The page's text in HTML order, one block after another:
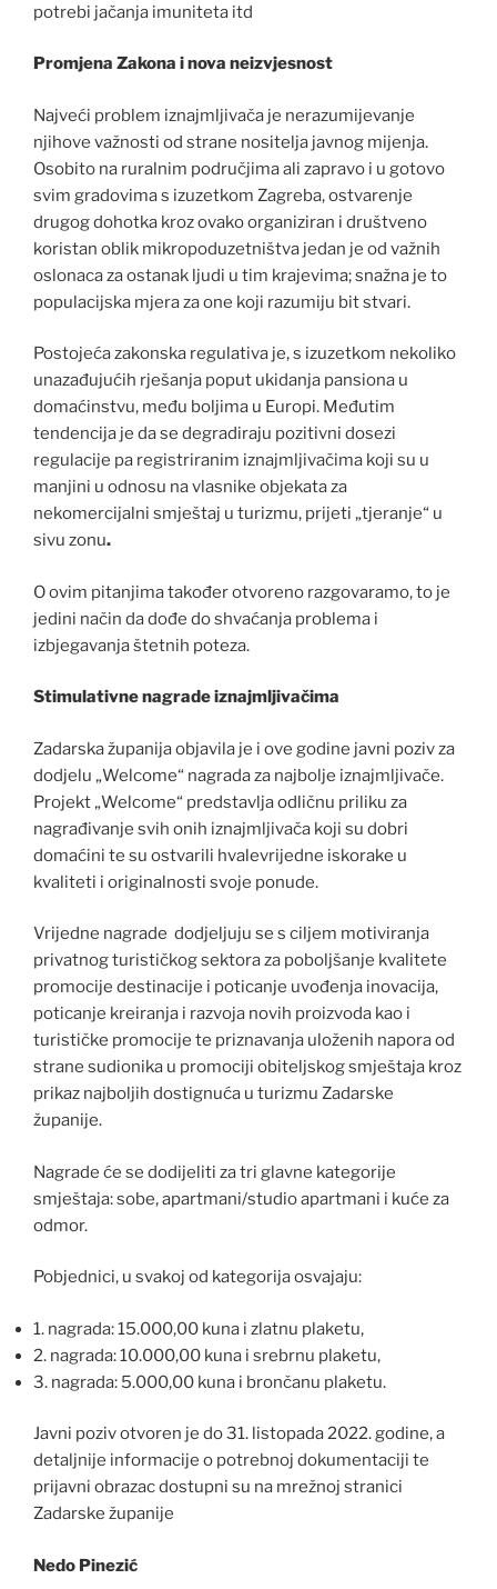
potrebi jačanja imuniteta itd
Promjena Zakona i nova neizvjesnost
Najveći problem iznajmljivača je nerazumijevanje
njihove važnosti od strane nositelja javnog mijenja.
Osobito na ruralnim područjima ali zapravo i u gotovo
svim gradovima s izuzetkom Zagreba, ostvarenje
drugog dohotka kroz ovako organiziran i društveno
koristan oblik mikropoduzetništva jedan je od važnih
oslonaca za ostanak ljudi u tim krajevima; snažna je to
populacijska mjera za one koji razumiju bit stvari.
Postojeća zakonska regulativa je, s izuzetkom nekoliko
unazađujućih rješanja poput ukidanja pansiona u
domaćinstvu, među boljima u Europi. Međutim
tendencija je da se degradiraju pozitivni dosezi
regulacije pa registriranim iznajmljivačima koji su u
manjini u odnosu na vlasnike objekata za
nekomercijalni smještaj u turizmu, prijeti „tjeranje“ u
sivu zonu.
O ovim pitanjima također otvoreno razgovaramo, to je
jedini način da dođe do shvaćanja problema i
izbjegavanja štetnih poteza.
Stimulativne nagrade iznajmljivačima
Zadarska županija objavila je i ove godine javni poziv za
dodjelu „Welcome“ nagrada za najbolje iznajmljivače.
Projekt „Welcome“ predstavlja odličnu priliku za
nagrađivanje svih onih iznajmljivača koji su dobri
domaćini te su ostvarili hvalevrijedne iskorake u
kvaliteti i originalnosti svoje ponude.
Vrijedne nagrade dodjeljuju se s ciljem motiviranja
privatnog turističkog sektora za poboljšanje kvalitete
promocije destinacije i poticanje uvođenja inovacija,
poticanje kreiranja i razvoja novih proizvoda kao i
turističke promocije te priznavanja uloženih napora od
strane sudionika u promociji obiteljskog smještaja kroz
prikaz najboljih dostignuća u turizmu Zadarske
županije.
Nagrade će se dodijeliti za tri glavne kategorije
smještaja: sobe, apartmani/studio apartmani i kuće za
odmor.
Pobjednici, u svakoj od kategorija osvajaju:
1. nagrada: 15.000,00 kuna i zlatnu plaketu,
2. nagrada: 10.000,00 kuna i srebrnu plaketu,
3. nagrada: 5.000,00 kuna i brončanu plaketu.
Javni poziv otvoren je do 31. listopada 2022. godine, a
detaljnije informacije o potrebnoj dokumentaciji te
prijavni obrazac dostupni su na mrežnoj stranici
Zadarske županije
Nedo Pinezić